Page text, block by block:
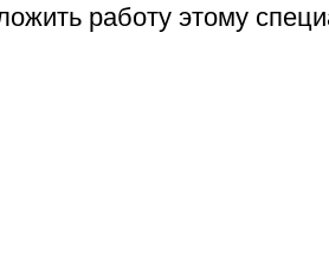
работу этому